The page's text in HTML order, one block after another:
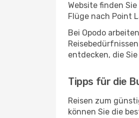
Website finden
Flüge nach Point
Bei Opodo
entdecken, die
Tipps für die
Reisen zum
können Sie die